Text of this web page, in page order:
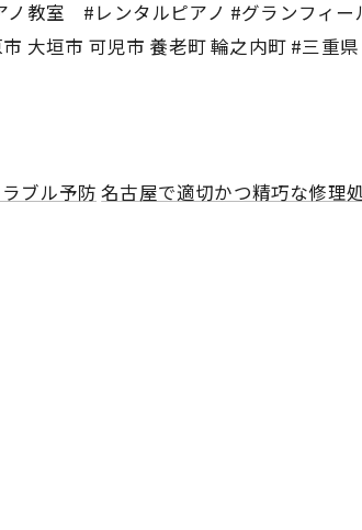
教室 #レンタルピアノ #グランフィ
大垣市 可児市 養老町 輪之内町 #三重
ブル予防 名古屋で適切かつ精巧な修理